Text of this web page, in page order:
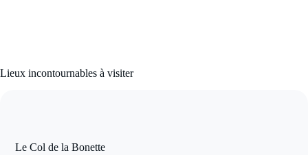
Lieux incontournables à visiter
Le Col de la Bonette